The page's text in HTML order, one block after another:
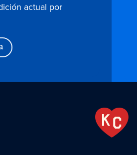
actual por